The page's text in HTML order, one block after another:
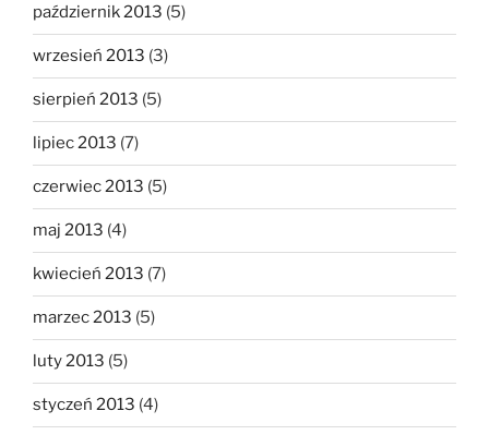
październik 2013 (5)
wrzesień 2013 (3)
sierpień 2013 (5)
lipiec 2013 (7)
czerwiec 2013 (5)
maj 2013 (4)
kwiecień 2013 (7)
marzec 2013 (5)
luty 2013 (5)
styczeń 2013 (4)